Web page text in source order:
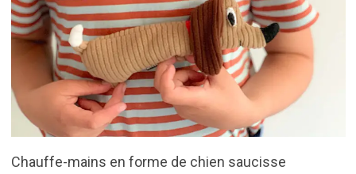
Parfum de lavande